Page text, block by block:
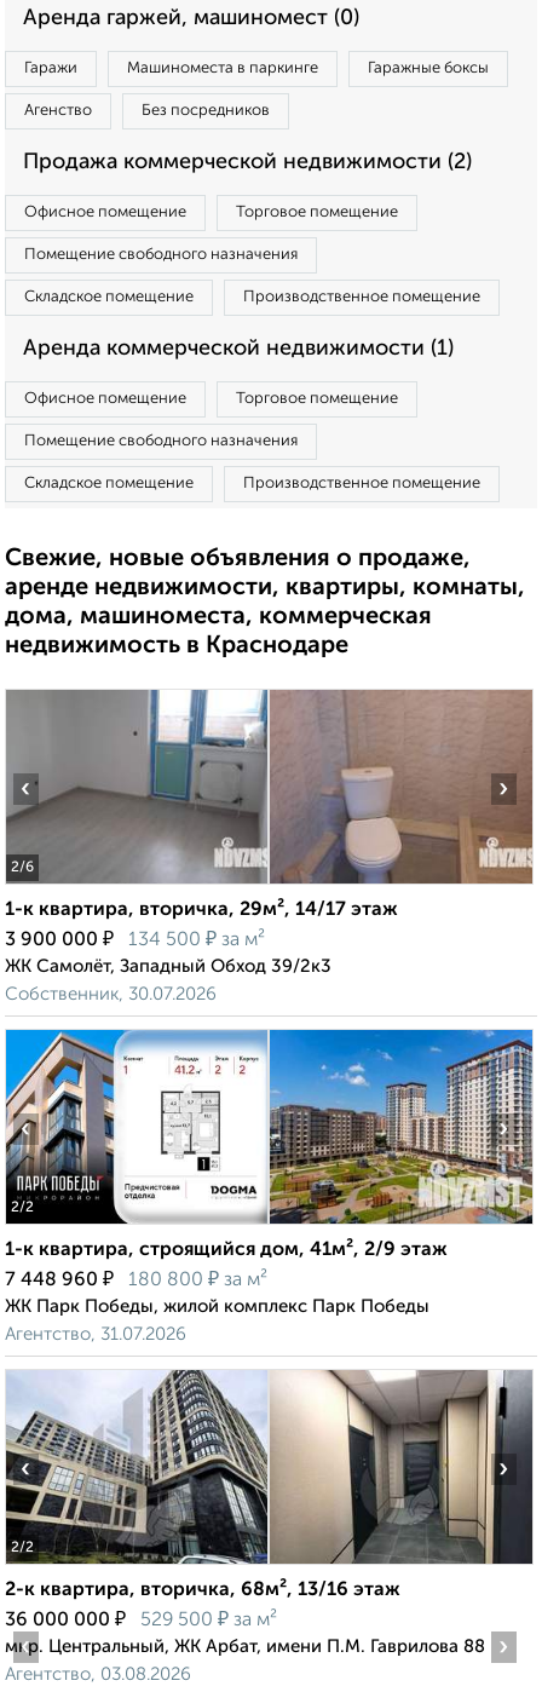
Аренда гаржей, машиномест (0)
Гаражи Машиноместа в паркинге Гаражные боксы
Агенство Без посредников
Продажа коммерческой недвижимости (2)
Офисное помещение Торговое помещение
Помещение свободного назначения
Складское помещение Производственное помещение
Аренда коммерческой недвижимости (1)
Офисное помещение Торговое помещение
Помещение свободного назначения
Складское помещение Производственное помещение
Свежие, новые объявления о продаже,
аренде недвижимости, квартиры, комнаты,
дома, машиноместа, коммерческая
недвижимость в Краснодаре
2/6
‹ ›
1-к квартира, вторичка, 29м², 14/17 этаж
3 900 000 ₽ 134 500 ₽ за м²
ЖК Самолёт, Западный Обход 39/2к3
Собственник, 30.07.2026
2/2
‹ ›
1-к квартира, строящийся дом, 41м², 2/9 этаж
7 448 960 ₽ 180 800 ₽ за м²
ЖК Парк Победы, жилой комплекс Парк Победы
Агентство, 31.07.2026
2/2
‹ ›
2-к квартира, вторичка, 68м², 13/16 этаж
36 000 000 ₽ 529 500 ₽ за м²
мкр. Центральный, ЖК Арбат, имени П.М. Гаврилова 88
Агентство, 03.08.2026
‹ ›